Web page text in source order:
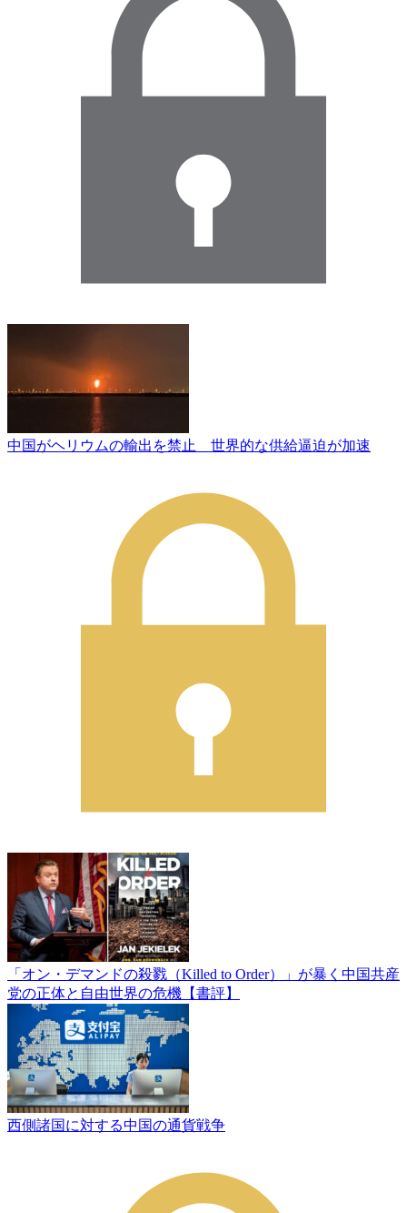
中国がヘリウムの輸出を禁止 世界的な供給逼迫が加速
「オン・デマンドの殺戮（Killed to Order）」が暴く中国共産
党の正体と自由世界の危機【書評】
西側諸国に対する中国の通貨戦争